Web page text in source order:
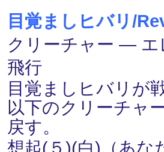
目覚ましヒバリ/
クリーチャー ―
飛行
目覚ましヒバリが
以下のクリーチャ
戻す。
想起(５)(白)（あな